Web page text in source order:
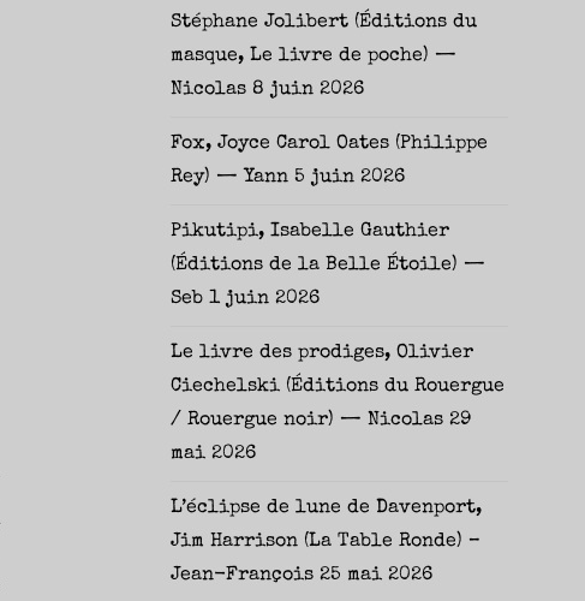
Stéphane Jolibert (Éditions du
masque, Le livre de poche) —
Nicolas 8 juin 2026
Fox, Joyce Carol Oates (Philippe
Rey) — Yann 5 juin 2026
Pikutipi, Isabelle Gauthier
(Éditions de la Belle Étoile) —
Seb 1 juin 2026
Le livre des prodiges, Olivier
Ciechelski (Éditions du Rouergue
/ Rouergue noir) — Nicolas 29
mai 2026
L’éclipse de lune de Davenport,
Jim Harrison (La Table Ronde) –
Jean-François 25 mai 2026